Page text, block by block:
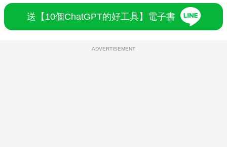
送【10個ChatGPT的好工具】電子書
ADVERTISEMENT